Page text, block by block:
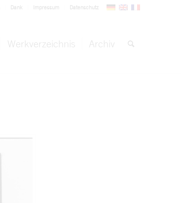
Dank Impressum Datenschutz
Werkverzeichnis Archiv